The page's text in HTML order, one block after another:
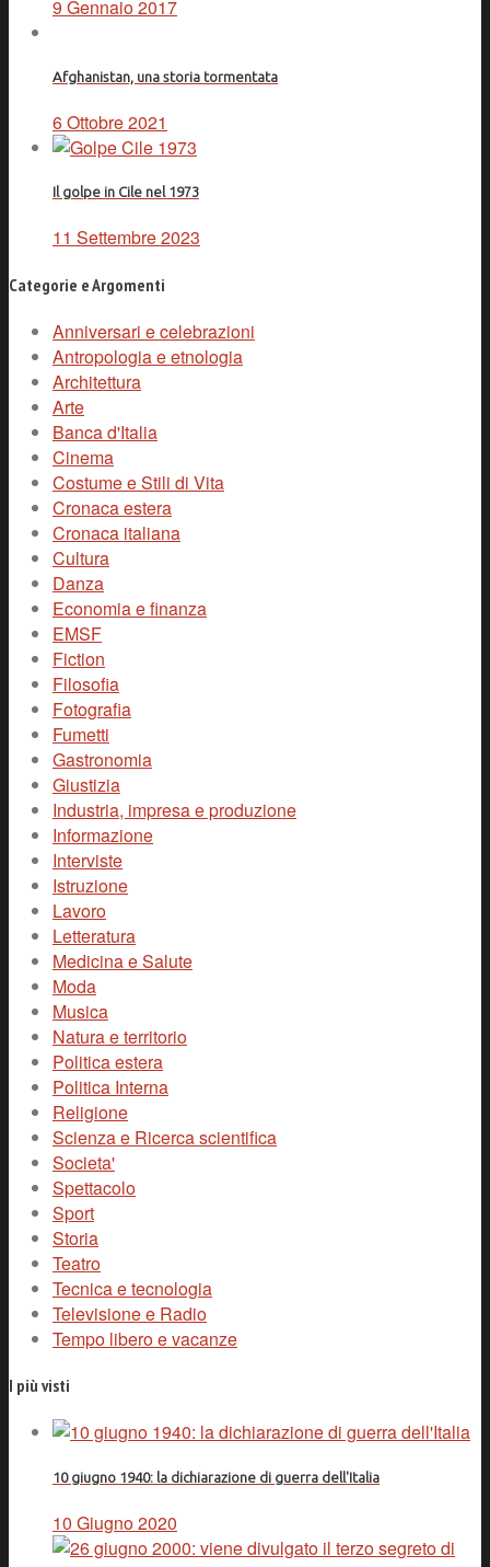
9 Gennaio 2017
Afghanistan, una storia tormentata
6 Ottobre 2021
Il golpe in Cile nel 1973
11 Settembre 2023
Categorie e Argomenti
Anniversari e celebrazioni
Antropologia e etnologia
Architettura
Arte
Banca d'Italia
Cinema
Costume e Stili di Vita
Cronaca estera
Cronaca italiana
Cultura
Danza
Economia e finanza
EMSF
Fiction
Filosofia
Fotografia
Fumetti
Gastronomia
Giustizia
Industria, impresa e produzione
Informazione
Interviste
Istruzione
Lavoro
Letteratura
Medicina e Salute
Moda
Musica
Natura e territorio
Politica estera
Politica Interna
Religione
Scienza e Ricerca scientifica
Societa'
Spettacolo
Sport
Storia
Teatro
Tecnica e tecnologia
Televisione e Radio
Tempo libero e vacanze
I più visti
10 giugno 1940: la dichiarazione di guerra dell'Italia
10 Giugno 2020